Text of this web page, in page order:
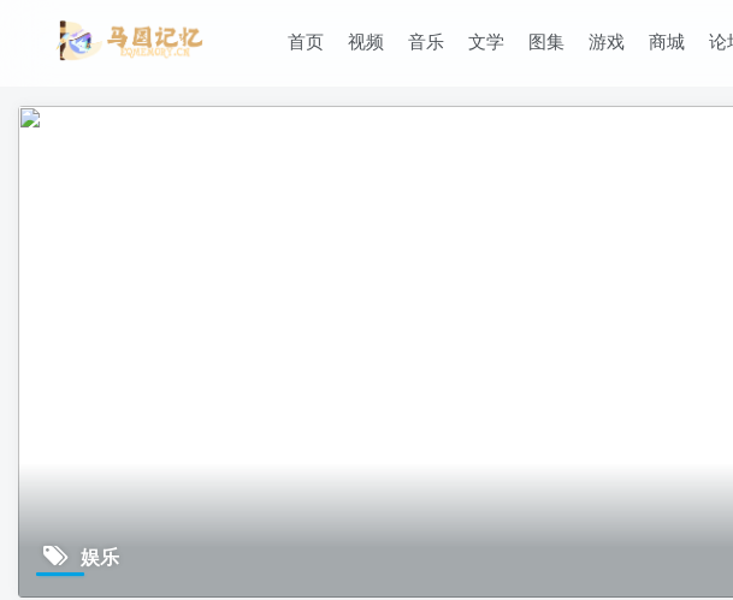
首页 视频 音乐 文学 图集 游戏 商城 论
娱乐